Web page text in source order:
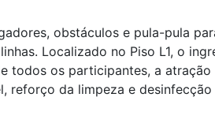
obstáculos e pula-pula
Localizado no Piso L1, o
todos os participantes, a
da limpeza e